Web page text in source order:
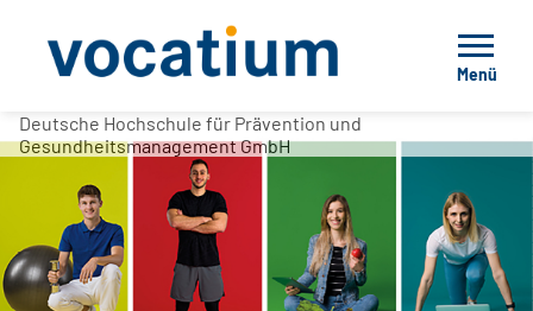
Menü
Deutsche Hochschule für Prävention und
Gesundheitsmanagement GmbH